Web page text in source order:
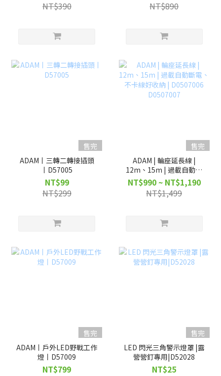
NT$390
NT$890
售完
ADAM丨三轉二轉接插頭
丨D57005
NT$99
NT$299
售完
ADAM | 輪座延長線 |
12m、15m | 過載自動斷
電、不卡線好收納 |
D0507006 D0507007
NT$990 ~ NT$1,190
NT$1,499
售完
ADAM丨戶外LED野戰工作
燈丨D57009
NT$799
售完
LED 閃光三角警示燈罩 |露
營營釘專用|D52028
NT$25